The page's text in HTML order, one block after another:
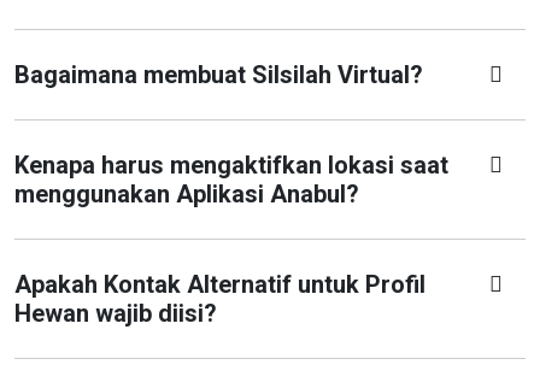
Bagaimana membuat Silsilah Virtual?
Kenapa harus mengaktifkan lokasi saat
menggunakan Aplikasi Anabul?
Apakah Kontak Alternatif untuk Profil
Hewan wajib diisi?